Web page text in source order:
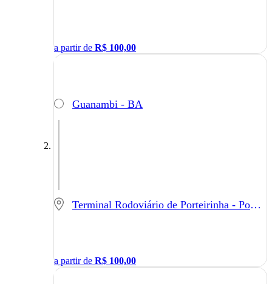
a partir de R$ 100,00
Guanambi - BA
Terminal Rodoviário de Porteirinha - Porteirinha - MG
a partir de R$ 100,00